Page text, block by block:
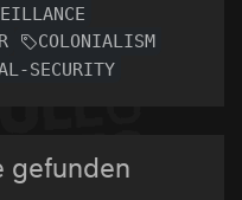
COLONIALISM
SECURITY
gefunden